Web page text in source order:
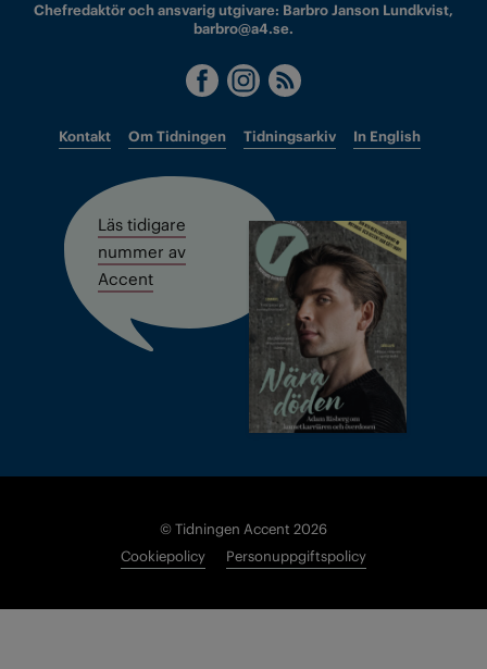
Chefredaktör och ansvarig utgivare: Barbro Janson Lundkvist,
barbro@a4.se.
Kontakt Om Tidningen Tidningsarkiv In English
Läs tidigare
nummer av
Accent
© Tidningen Accent 2026
Cookiepolicy
Personuppgiftspolicy